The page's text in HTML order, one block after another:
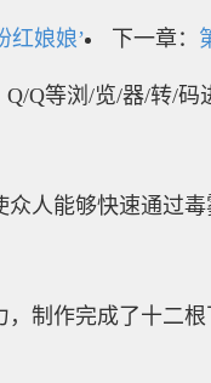
红娘娘’ 下一章：
Q等浏/览/器/转/
人能够快速通过
制作完成了十二